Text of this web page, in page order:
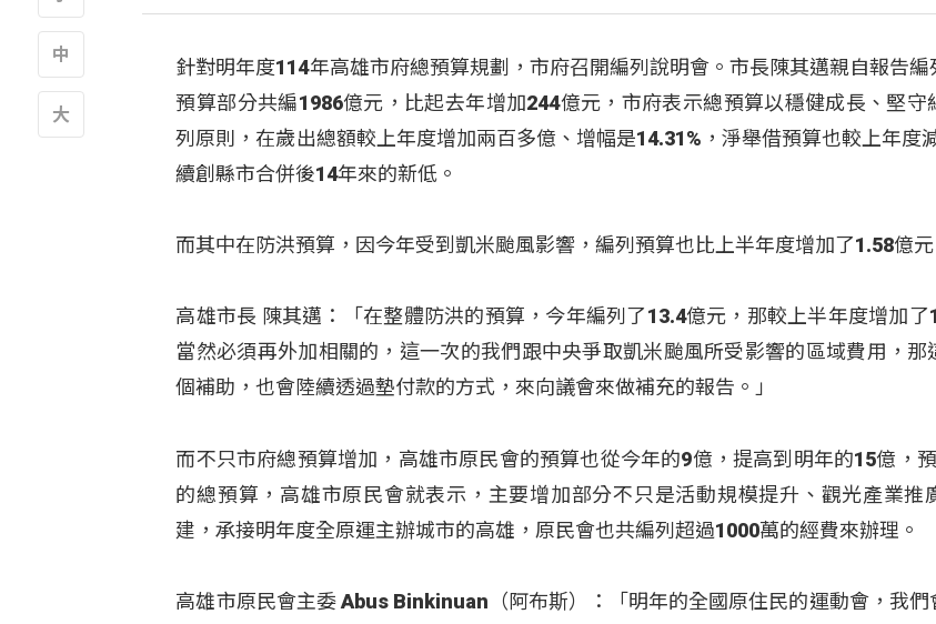
針對明年度114年高雄市府總預算規劃，市府召開編列說明會。市長陳其邁親自報告編
預算部分共編1986億元，比起去年增加244億元，市府表示總預算以穩健成長、堅守
列原則，在歲出總額較上年度增加兩百多億、增幅是14.31%，淨舉借預算也較上年度
續創縣市合併後14年來的新低。
而其中在防洪預算，因今年受到凱米颱風影響，編列預算也比上半年度增加了1.58億元
高雄市長 陳其邁：「在整體防洪的預算，今年編列了13.4億元，那較上半年度增加了
當然必須再外加相關的，這一次的我們跟中央爭取凱米颱風所受影響的區域費用，那
個補助，也會陸續透過墊付款的方式，來向議會來做補充的報告。」
而不只市府總預算增加，高雄市原民會的預算也從今年的9億，提高到明年的15億，
的總預算，高雄市原民會就表示，主要增加部分不只是活動規模提升、觀光產業推
建，承接明年度全原運主辦城市的高雄，原民會也共編列超過1000萬的經費來辦理。
高雄市原民會主委 Abus Binkinuan（阿布斯）：「明年的全國原住民的運動會，我們